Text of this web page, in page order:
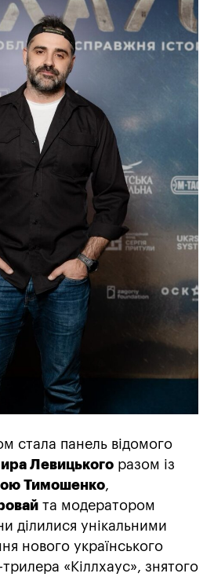
стала панель відомого
Левицького разом із
Тимошенко,
та модератором
ділилися унікальними
нового українського
«Кіллхаус», знятого